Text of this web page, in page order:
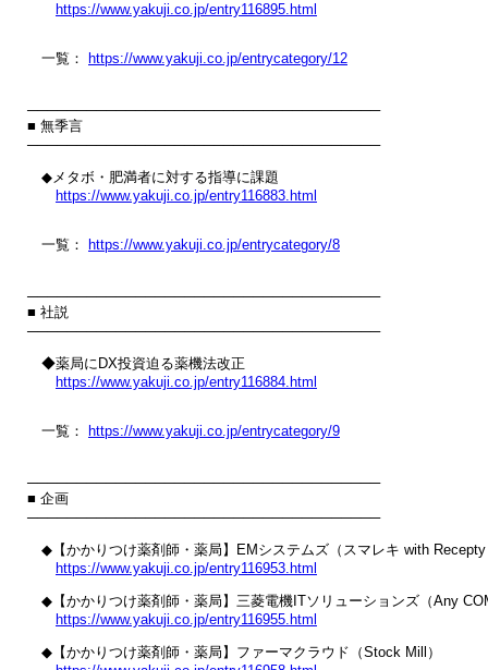
https://www.yakuji.co.jp/entry116895.html
一覧： https://www.yakuji.co.jp/entrycategory/12
────────────────────────────────────
■ 無季言
────────────────────────────────────
◆メタボ・肥満者に対する指導に課題
https://www.yakuji.co.jp/entry116883.html
一覧： https://www.yakuji.co.jp/entrycategory/8
────────────────────────────────────
■ 社説
────────────────────────────────────
◆薬局にDX投資迫る薬機法改正
https://www.yakuji.co.jp/entry116884.html
一覧： https://www.yakuji.co.jp/entrycategory/9
────────────────────────────────────
■ 企画
────────────────────────────────────
◆【かかりつけ薬剤師・薬局】EMシステムズ（スマレキ with
https://www.yakuji.co.jp/entry116953.html
◆【かかりつけ薬剤師・薬局】三菱電機ITソリューションズ（Any
https://www.yakuji.co.jp/entry116955.html
◆【かかりつけ薬剤師・薬局】ファーマクラウド（Stock Mill）